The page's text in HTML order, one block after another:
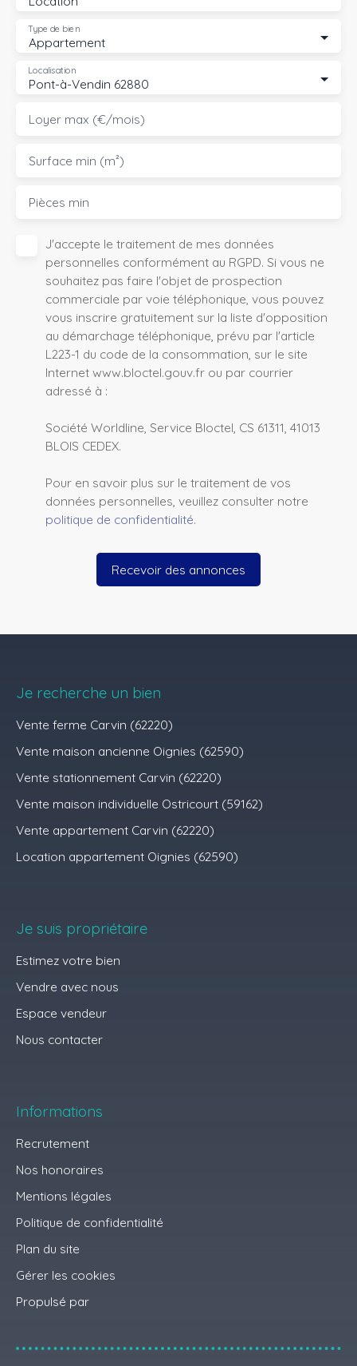
Appartement
Type de bien
Pont-à-Vendin 62880
Localisation
Loyer max (€/mois)
Surface min (m²)
Pièces min
J'accepte le traitement de mes données
personnelles conformément au RGPD. Si vous ne
souhaitez pas faire l'objet de prospection
commerciale par voie téléphonique, vous pouvez
vous inscrire gratuitement sur la liste d'opposition
au démarchage téléphonique, prévu par l'article
L223-1 du code de la consommation, sur le site
Internet www.bloctel.gouv.fr ou par courrier
adressé à :
Société Worldline, Service Bloctel, CS 61311, 41013
BLOIS CEDEX.
Pour en savoir plus sur le traitement de vos
données personnelles, veuillez consulter notre
politique de confidentialité.
Recevoir des annonces
Je recherche un bien
Vente ferme Carvin (62220)
Vente maison ancienne Oignies (62590)
Vente stationnement Carvin (62220)
Vente maison individuelle Ostricourt (59162)
Vente appartement Carvin (62220)
Location appartement Oignies (62590)
Je suis propriétaire
Estimez votre bien
Vendre avec nous
Espace vendeur
Nous contacter
Informations
Recrutement
Nos honoraires
Mentions légales
Politique de confidentialité
Plan du site
Gérer les cookies
Propulsé par